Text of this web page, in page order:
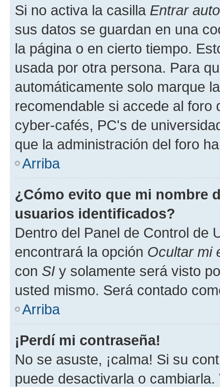
Si no activa la casilla Entrar
sus datos se guardan en una
la página o en cierto tiempo.
usada por otra persona. Para
automáticamente solo marque
recomendable si accede al foro
cyber-cafés, PC's de
que la administración del foro
Arriba
¿Cómo evito que mi nombre
usuarios identificados?
Dentro del Panel de Control de
encontrará la opción Ocultar mi
con SI y solamente será visto
usted mismo. Será contado
Arriba
¡Perdí mi contraseña!
No se asuste, ¡calma! Si su
puede desactivarla o